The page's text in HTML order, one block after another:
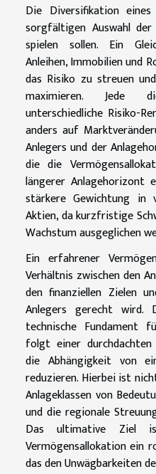
Die Diversifikation
sorgfältigen Auswahl der
spielen sollen. Ein
Anleihen, Immobilien und
das Risiko zu streuen
maximieren. Jede
unterschiedliche Risiko-
anders auf
Anlegers und der
die die
längerer Anlagehorizont
stärkere Gewichtung in
Aktien, da kurzfristige
Wachstum ausgeglichen
Ein erfahrener
Verhältnis zwischen den
den finanziellen Zielen
Anlegers gerecht wird.
technische Fundament
folgt einer
die Abhängigkeit von
reduzieren. Hierbei ist
Anlageklassen von
und die regionale
Das ultimative Ziel
Vermögensallokation ein
das den Unwägbarkeiten